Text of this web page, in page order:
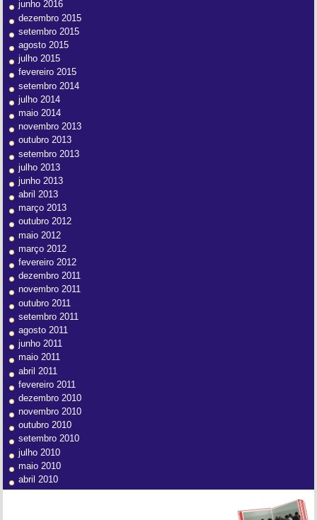
junho 2016
dezembro 2015
setembro 2015
agosto 2015
julho 2015
fevereiro 2015
setembro 2014
julho 2014
maio 2014
novembro 2013
outubro 2013
setembro 2013
julho 2013
junho 2013
abril 2013
março 2013
outubro 2012
maio 2012
março 2012
fevereiro 2012
dezembro 2011
novembro 2011
outubro 2011
setembro 2011
agosto 2011
junho 2011
maio 2011
abril 2011
fevereiro 2011
dezembro 2010
novembro 2010
outubro 2010
setembro 2010
julho 2010
maio 2010
abril 2010